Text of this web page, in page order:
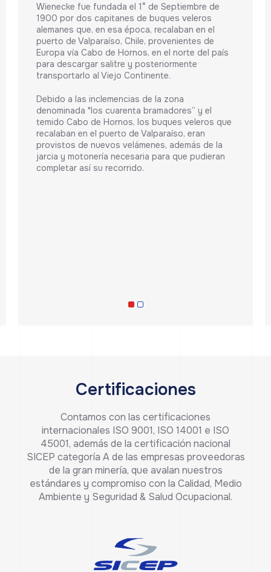
Wienecke fue fundada el 1° de Septiembre de
1900 por dos capitanes de buques veleros
alemanes que, en esa época, recalaban en el
puerto de Valparaíso, Chile, provenientes de
Europa vía Cabo de Hornos, en el norte del país
para descargar salitre y posteriormente
transportarlo al Viejo Continente.
Debido a las inclemencias de la zona
denominada "los cuarenta bramadores” y el
temido Cabo de Hornos, los buques veleros que
recalaban en el puerto de Valparaíso, eran
provistos de nuevos velámenes, además de la
jarcia y motonería necesaria para que pudieran
completar así su recorrido.
Certificaciones
Contamos con las certificaciones
internacionales ISO 9001, ISO 14001 e ISO
45001, además de la certificación nacional
SICEP categoría A de las empresas proveedoras
de la gran minería, que avalan nuestros
estándares y compromiso con la Calidad, Medio
Ambiente y Seguridad & Salud Ocupacional.